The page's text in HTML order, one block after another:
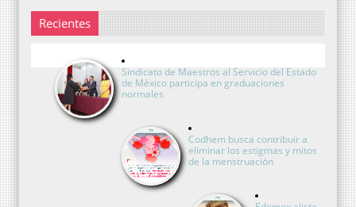
Recientes
Sindicato de Maestros al Servicio del Estado
de México participa en graduaciones
normales
Codhem busca contribuir a
eliminar los estigmas y mitos
de la menstruación